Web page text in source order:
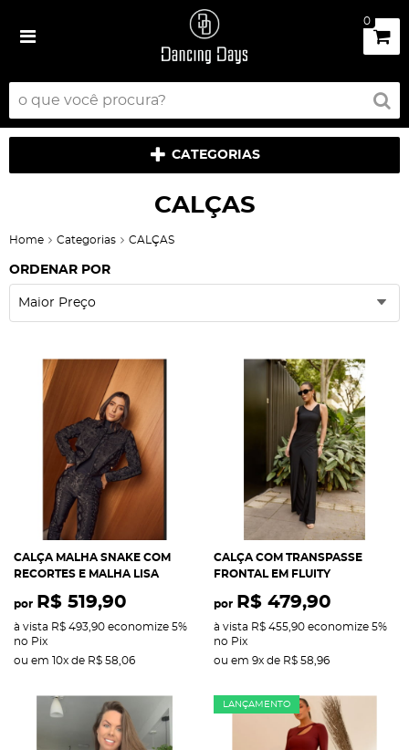
0
CATEGORIAS
CALÇAS
Home Categorias CALÇAS
ORDENAR POR
Maior Preço
CALÇA MALHA SNAKE COM
RECORTES E MALHA LISA
por R$ 519,90
à vista R$ 493,90 economize 5%
no Pix
ou em 10x de R$ 58,06
CALÇA COM TRANSPASSE
FRONTAL EM FLUITY
por R$ 479,90
à vista R$ 455,90 economize 5%
no Pix
ou em 9x de R$ 58,96
LANÇAMENTO